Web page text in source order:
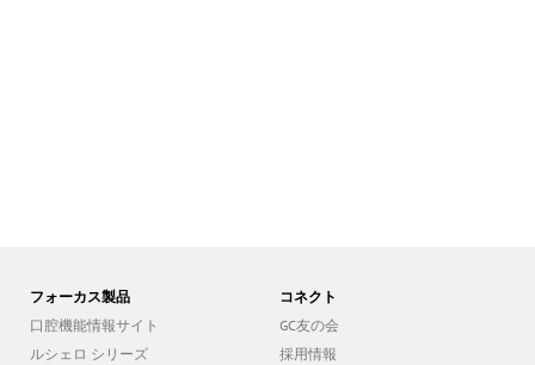
フォーカス製品
口腔機能情報サイト
ルシェロ シリーズ
コネクト
GC友の会
採用情報